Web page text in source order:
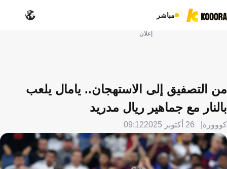
مباشر
إعلان
من التصفيق إلى الاستهجان.. يامال يلعب
بالنار مع جماهير ريال مدريد
كووورة 26 أكتوبر 2025 09:12